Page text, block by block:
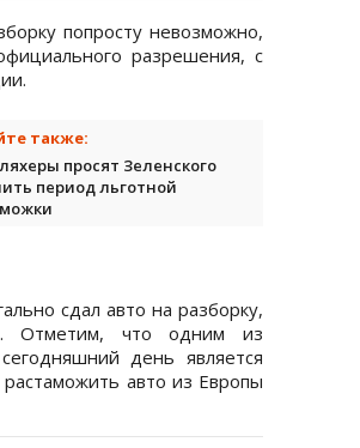
попросту невозможно,
разрешения, с
также:
просят Зеленского
период льготной
сдал авто на разборку,
Отметим, что одним из
день является
авто из Европы